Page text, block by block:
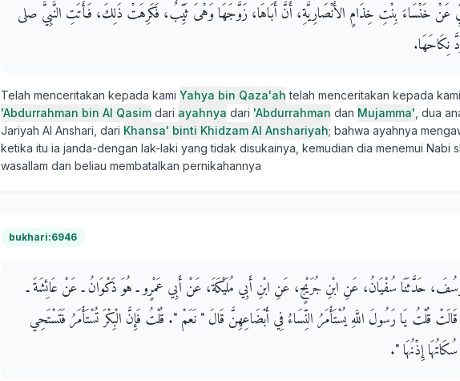
عَنْ خَنْسَاءَ بِنْتِ خِذَامٍ الأَنْصَارِيَّةِ، أَنَّ أَبَاهَا، زَوَّجَهَا وَهْىَ ثَيِّبٌ، فَكَرِهَتْ ذَلِكَ، فَأَتَتِ النَّبِيَّ صلى
نِكَاحَهَا‏.‏
Telah menceritakan kepada kami Yahya bin Qaza'ah telah menceritakan kepada kami
'Abdurrahman bin Al Qasim dari ayahnya dari 'Abdurrahman dan Mujamma' , dua
Jariyah Al Anshari, dari Khansa' binti Khidzam Al Anshariyah; bahwa ayahnya
ketika itu ia janda-dengan lak-laki yang tidak disukainya, kemudian dia menemui Nabi
wasallam dan beliau membatalkan pernikahannya
bukhari:6946
حَدَّثَنَا سُفْيَانُ، عَنِ ابْنِ جُرَيْجٍ، عَنِ ابْنِ أَبِي مُلَيْكَةَ، عَنْ أَبِي عَمْرٍو ـ هُوَ ذَكْوَانُ ـ عَنْ عَائِشَةَ ـ
قَالَتْ قُلْتُ يَا رَسُولَ اللَّهِ يُسْتَأْمَرُ النِّسَاءُ فِي أَبْضَاعِهِنَّ قَالَ ‏"‏ نَعَمْ ‏"‏‏.‏ قُلْتُ فَإِنَّ الْبِكْرَ تُسْتَأْمَرُ فَتَسْتَحِي
إِذْنُهَا ‏"‏‏.‏